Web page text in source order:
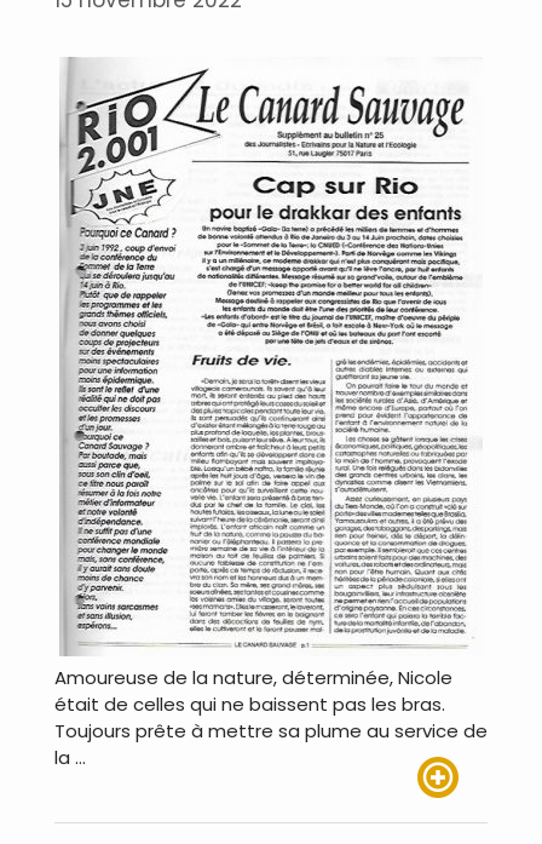
Amoureuse de la nature, déterminée, Nicole
était de celles qui ne baissent pas les bras.
Toujours prête à mettre sa plume au service de
la …